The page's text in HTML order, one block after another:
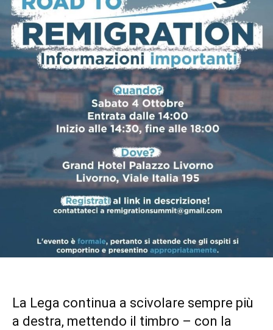
La Lega continua a scivolare sempre più
a destra, mettendo il timbro – con la